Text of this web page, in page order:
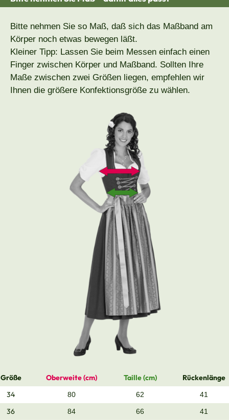
Bitte nehmen Sie so Maß, daß sich das Maßband am
Körper noch etwas bewegen läßt.
Kleiner Tipp: Lassen Sie beim Messen einfach einen
Finger zwischen Körper und Maßband. Sollten Ihre
Maße zwischen zwei Größen liegen, empfehlen wir
Ihnen die größere Konfektionsgröße zu wählen.
Größe Oberweite (cm) Taille (cm)
Rückenlänge
34
80 62 41
36 84 66 41